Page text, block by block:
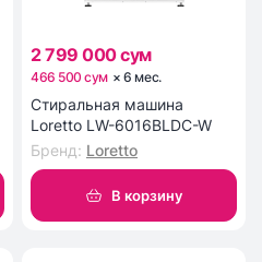
2 799 000 сум
466 500 сум ×6 мес.
Стиральная машина
Loretto LW-6016BLDC-W
Бренд: Loretto
В корзину